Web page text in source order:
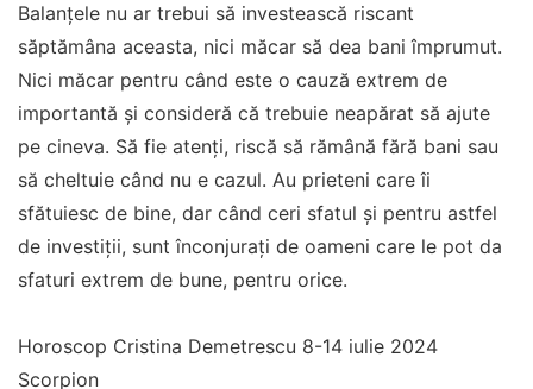
Balanțele nu ar trebui să investească riscant
săptămâna aceasta, nici măcar să dea bani împrumut.
Nici măcar pentru când este o cauză extrem de
importantă și consideră că trebuie neapărat să ajute
pe cineva. Să fie atenți, riscă să rămână fără bani sau
să cheltuie când nu e cazul. Au prieteni care îi
sfătuiesc de bine, dar când ceri sfatul și pentru astfel
de investiții, sunt înconjurați de oameni care le pot da
sfaturi extrem de bune, pentru orice.
Horoscop Cristina Demetrescu 8-14 iulie 2024
Scorpion